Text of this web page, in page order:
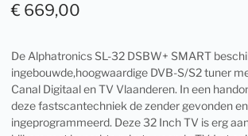
€ 669,00
De Alphatronics SL-32 DSBW+ SMART
ingebouwde,hoogwaardige DVB-S/S2 tuner
Canal Digitaal en TV Vlaanderen. In een
deze fastscantechniek de zender gevonden en
ingeprogrammeerd. Deze 32 Inch TV is erg